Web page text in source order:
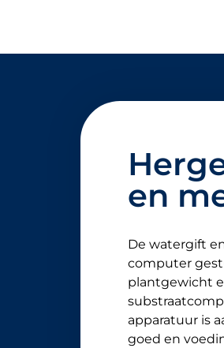
en
De watergift
computer
plantgewicht
apparatuur is
goed en